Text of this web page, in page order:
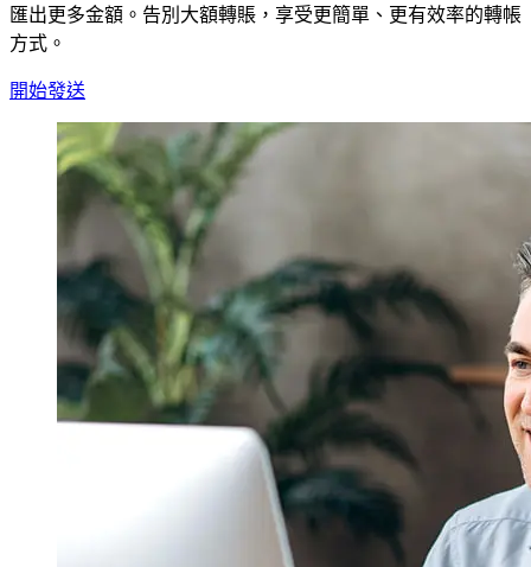
匯出更多金額。告別大額轉賬，享受更簡單、更有效率的轉帳
方式。
開始發送